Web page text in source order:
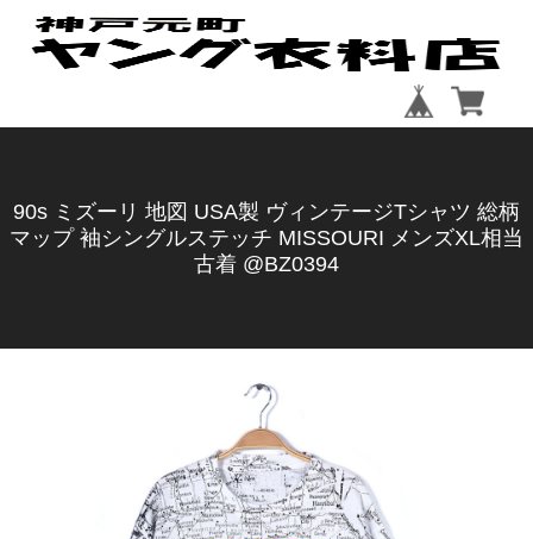
90s ミズーリ 地図 USA製 ヴィンテージTシャツ 総柄
マップ 袖シングルステッチ MISSOURI メンズXL相当
古着 @BZ0394